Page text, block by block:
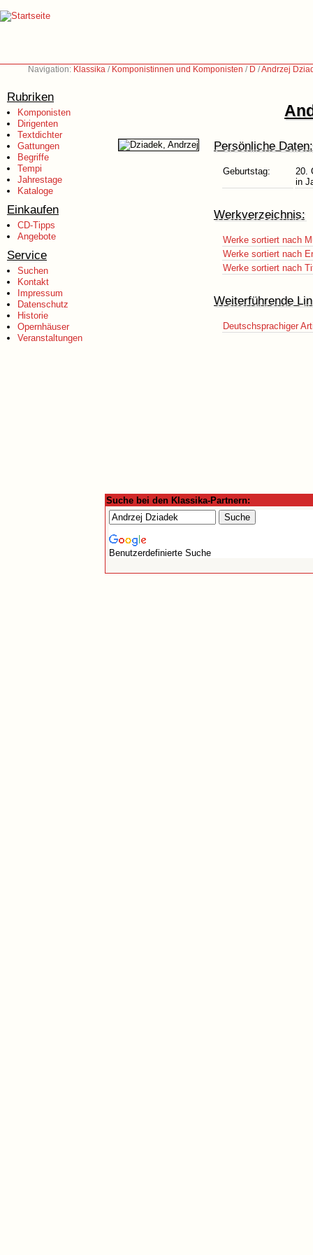
Navigation: Klassika / Komponistinnen und Komponisten / D /Andrzej
Rubriken
Komponisten
Dirigenten
Textdichter
Gattungen
Begriffe
Tempi
Jahrestage
Kataloge
Einkaufen
CD-Tipps
Angebote
Service
Suchen
Kontakt
Impressum
Datenschutz
Historie
Opernhäuser
Veranstaltungen
Persönliche Daten:
Geburtstag:
20.
in
Werkverzeichnis:
Werke sortiert nach
Werke sortiert nach
Werke sortiert nach
Weiterführende
Deutschsprachiger
Suche bei den Klassika-Partnern:
Benutzerdefinierte Suche